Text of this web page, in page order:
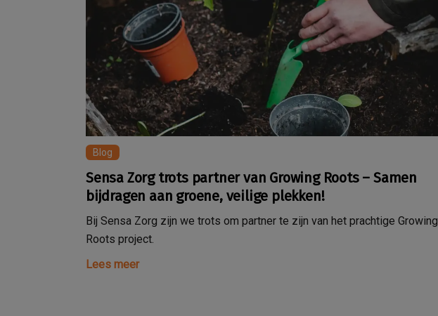
Blog
Sensa Zorg trots partner van Growing Roots – Samen
bijdragen aan groene, veilige plekken!
Bij Sensa Zorg zijn we trots om partner te zijn van het prachtige Growing
Roots project.
Lees meer